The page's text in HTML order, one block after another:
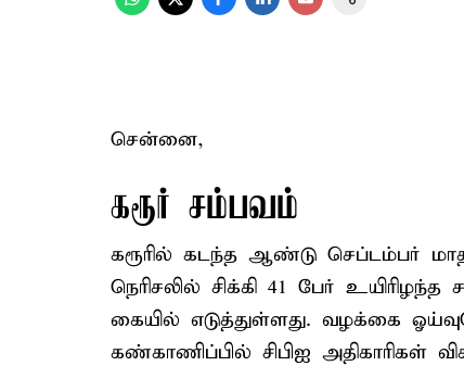
சென்னை,
கரூர் சம்பவம்
கரூரில் கடந்த ஆண்டு செப்டம்பர்
நெரிசலில் சிக்கி 41 பேர்
கையில் எடுத்துள்ளது. வழக்கை
கண்காணிப்பில் சிபிஐ அதிகாரிகள்